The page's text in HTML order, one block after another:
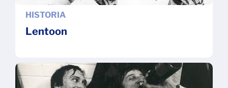
Lentoon
HISTORIA